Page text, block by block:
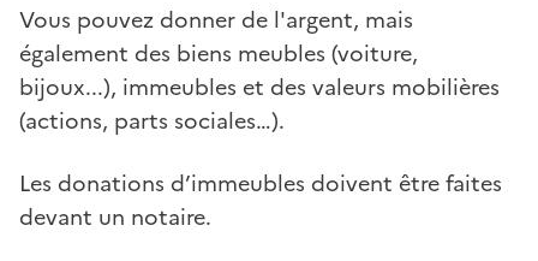
Vous pouvez donner de l'argent, mais
également des biens meubles (voiture,
bijoux...), immeubles et des valeurs mobilières
(actions, parts sociales…).
Les donations d’immeubles doivent être faites
devant un notaire.